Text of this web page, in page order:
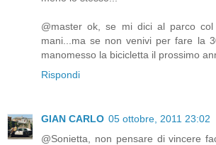
@master ok, se mi dici al parco col
mani...ma se non venivi per fare la
manomesso la bicicletta il prossimo
Rispondi
GIAN CARLO 05 ottobre, 2011 23:02
@Sonietta, non pensare di vincere